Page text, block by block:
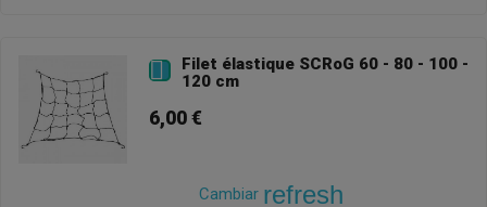

Filet élastique SCRoG 60 - 80 - 100 -
120 cm
6,00 €
Cambiar refresh